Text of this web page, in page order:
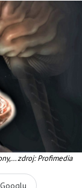
zdroj: Profimedia